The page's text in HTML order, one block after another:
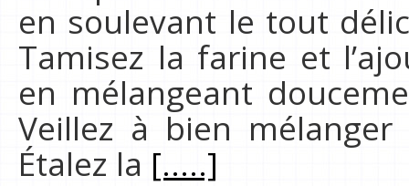
en soulevant le tout
Tamisez la farine et
en mélangeant
Veillez à bien
Étalez la [.....]